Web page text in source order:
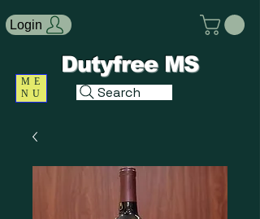
ME
NU
Search
Login
Dutyfree MS